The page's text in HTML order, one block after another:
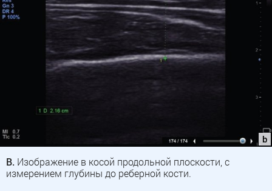
B. Изображение в косой продольной плоскости, с
измерением глубины до реберной кости.